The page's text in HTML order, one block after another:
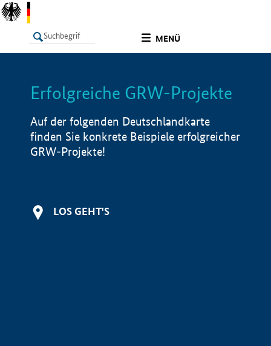
MENÜ
LISTE Info
Erfolgreiche GRW-Projekte
Auf der folgenden Deutschlandkarte
finden Sie konkrete Beispiele erfolgreicher
GRW-Projekte!
LOS GEHT'S